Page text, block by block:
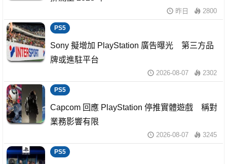
昨日 2800
PS5
Sony 擬增加 PlayStation 廣告曝光 第三方品
牌或進駐平台
2026-08-07 2302
PS5
Capcom 回應 PlayStation 停推實體遊戲 稱對
業務影響有限
2026-08-07 3245
PS5